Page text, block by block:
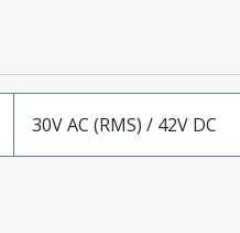
30V AC (RMS) / 42V DC